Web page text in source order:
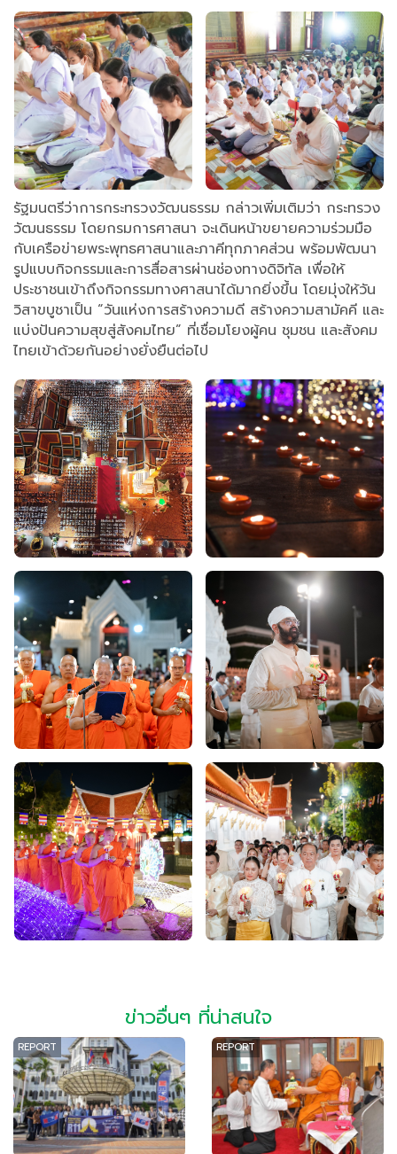
รัฐมนตรีว่าการกระทรวงวัฒนธรรม กล่าวเพิ่มเติมว่า กระทรวง
วัฒนธรรม โดยกรมการศาสนา จะเดินหน้าขยายความร่วมมือ
กับเครือข่ายพระพุทธศาสนาและภาคีทุกภาคส่วน พร้อมพัฒนา
รูปแบบกิจกรรมและการสื่อสารผ่านช่องทางดิจิทัล เพื่อให้
ประชาชนเข้าถึงกิจกรรมทางศาสนาได้มากยิ่งขึ้น โดยมุ่งให้วัน
วิสาขบูชาเป็น “วันแห่งการสร้างความดี สร้างความสามัคคี และ
แบ่งปันความสุขสู่สังคมไทย” ที่เชื่อมโยงผู้คน ชุมชน และสังคม
ไทยเข้าด้วยกันอย่างยั่งยืนต่อไป
ข่าวอื่นๆ ที่น่าสนใจ
REPORT REPORT